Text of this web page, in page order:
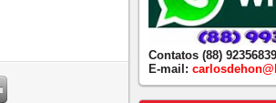
Contatos (88)
E-mail: